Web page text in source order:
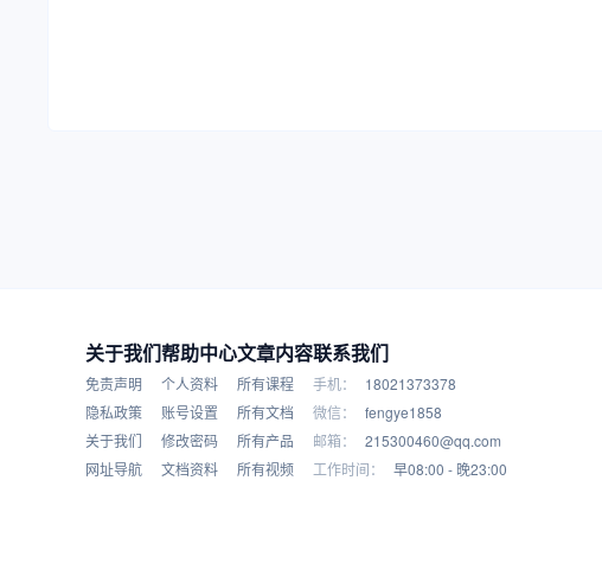
关于我们
免责声明
隐私政策
关于我们
网址导航
帮助中心
个人资料
账号设置
修改密码
文档资料
文章内容
所有课程
所有文档
所有产品
所有视频
联系我们
手机：
18021373378
微信：
fengye1858
邮箱：
215300460@qq.com
工作时间：
早08:00 - 晚23:00